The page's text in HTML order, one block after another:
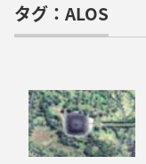
タグ：ALOS